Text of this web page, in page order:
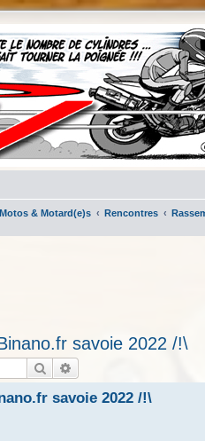
& Motard(e)s Rencontres
savoie 2022 /!\
Rechercher
savoie 2022 /!\